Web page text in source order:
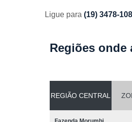
Ligue para (19) 3478-
Regiões onde
REGIÃO CENTRAL